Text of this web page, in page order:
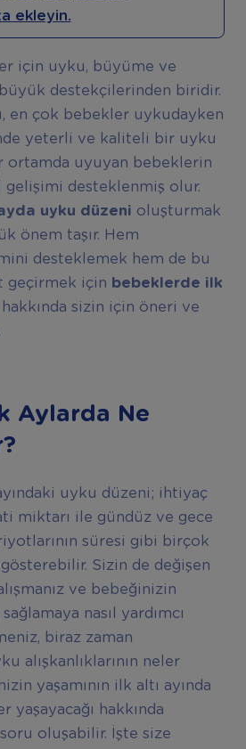
ekleyin.
için uyku, büyüme ve
destekçilerinden biridir.
en çok bebekler uykudayken
yeterli ve kaliteli bir uyku
ortamda uyuyan bebeklerin
desteklenmiş olur.
uyku düzeni oluşturmak
önem taşır. Hem
desteklemek hem de bu
geçirmek için bebeklerde ilk
hakkında sizin için öneri ve
Aylarda Ne
uyku düzeni; ihtiyaç
miktarı ile gündüz ve gece
süresi gibi birçok
Sizin de değişen
ve bebeğinizin
nasıl yardımcı
biraz zaman
alışkanlıklarının neler
yaşamının ilk altı ayında
yaşayacağı hakkında
oluşabilir. İşte size